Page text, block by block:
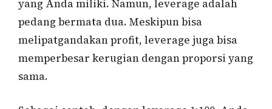
yang Anda miliki. Namun, leverage adalah
pedang bermata dua. Meskipun bisa
melipatgandakan profit, leverage juga bisa
memperbesar kerugian dengan proporsi yang
sama.